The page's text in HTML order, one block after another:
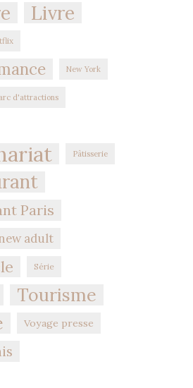
Livre
New York
d'attractions
Pâtisserie
Paris
adult
Série
Tourisme
Voyage presse